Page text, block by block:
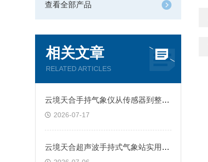
查看全部产品
相关文章
RELATED ARTICLES
云境天合手持气象仪从传感器到整机装配全链路自研，核心技术自主可控
2026-07-17
​云境天合超声波手持式气象站实用设计—底部带安装螺纹，可在三脚架上使用